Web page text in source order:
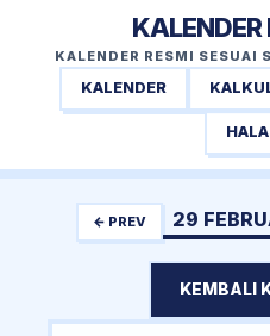
KALENDER RESMI SESUAI
KALENDER
← PREV 29
KEMBALI